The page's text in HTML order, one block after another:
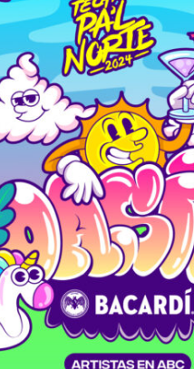
Dos Equis 2026: La
celebración sonora
las
de Boca del Río y